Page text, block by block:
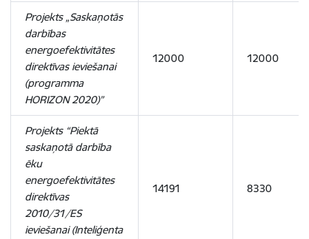
Projekts „Saskaņotās
darbības
energoefektivitātes
direktīvas ieviešanai
(programma
HORIZON 2020)”
12000 12000
Projekts “Piektā
saskaņotā darbība
ēku
energoefektivitātes
direktīvas
2010/31/ES
ieviešanai (Inteliģenta
14191 8330